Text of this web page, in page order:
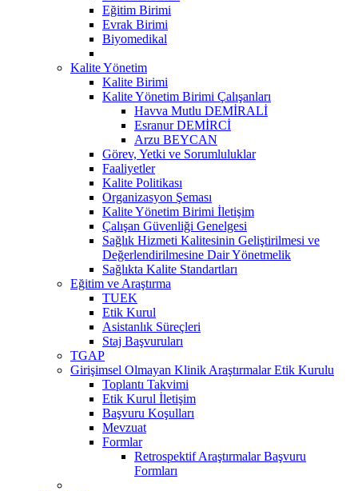
Eğitim Birimi
Evrak Birimi
Biyomedikal
Kalite Yönetim
Kalite Birimi
Kalite Yönetim Birimi Çalışanları
Havva Mutlu DEMİRALİ
Esranur DEMİRCİ
Arzu BEYCAN
Görev, Yetki ve Sorumluluklar
Faaliyetler
Kalite Politikası
Organizasyon Şeması
Kalite Yönetim Birimi İletişim
Çalışan Güvenliği Genelgesi
Sağlık Hizmeti Kalitesinin Geliştirilmesi ve
Değerlendirilmesine Dair Yönetmelik
Sağlıkta Kalite Standartları
Eğitim ve Araştırma
TUEK
Etik Kurul
Asistanlık Süreçleri
Staj Başvuruları
TGAP
Girişimsel Olmayan Klinik Araştırmalar Etik Kurulu
Toplantı Takvimi
Etik Kurul İletişim
Başvuru Koşulları
Mevzuat
Formlar
Retrospektif Araştırmalar Başvuru
Formları